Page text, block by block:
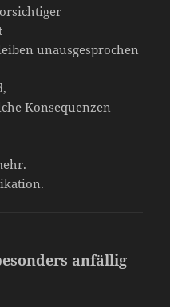
unausgesprochen
Konsequenzen
anfällig